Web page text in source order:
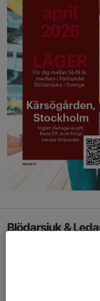
Blödarsjuk &
Vi bjuder in alla våra
, ett